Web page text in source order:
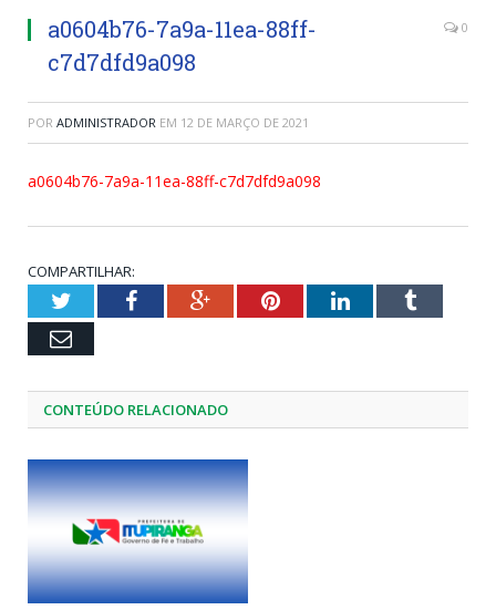
a0604b76-7a9a-11ea-88ff-
c7d7dfd9a098
0
POR ADMINISTRADOR EM 12 DE MARÇO DE 2021
a0604b76-7a9a-11ea-88ff-c7d7dfd9a098
COMPARTILHAR:
TwitterFacebookGoogle+PinterestLinkedInTumblr
Email
CONTEÚDO RELACIONADO